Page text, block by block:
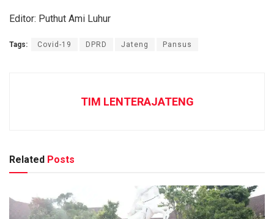
Editor: Puthut Ami Luhur
Tags: Covid-19 DPRD Jateng Pansus
TIM LENTERAJATENG
Related Posts